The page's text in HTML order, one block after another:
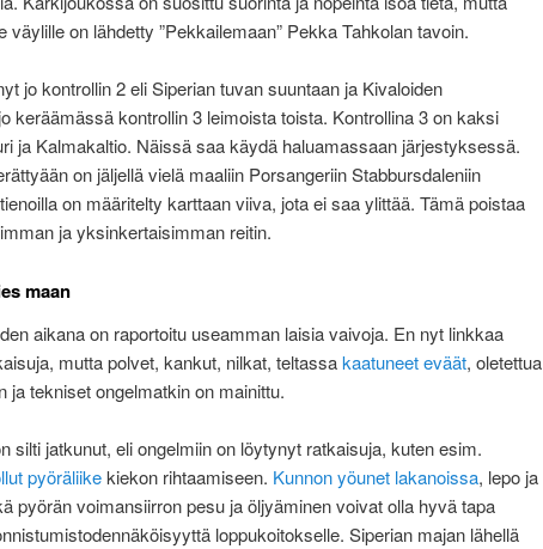
on lähdetty ”Pekkailemaan” Pekka Tahkolan tavoin.
jo kontrollin 2 eli Siperian tuvan suuntaan ja Kivaloiden
keräämässä kontrollin 3 leimoista toista. Kontrollina 3 on kaksi
ja Kalmakaltio. Näissä saa käydä haluamassaan järjestyksessä.
on jäljellä vielä maaliin Porsangeriin Stabbursdaleniin
on määritelty karttaan viiva, jota ei saa ylittää. Tämä poistaa
ja yksinkertaisimman reitin.
maan
aikana on raportoitu useamman laisia vaivoja. En nyt linkkaa
mutta polvet, kankut, nilkat, teltassakaatuneet eväät, oletettua
ja tekniset ongelmatkin on mainittu.
silti jatkunut, eli ongelmiin on löytynyt ratkaisuja, kuten esim.
pyöräliikekiekon rihtaamiseen. Kunnon yöunet lakanoissa, lepo ja
pyörän voimansiirron pesu ja öljyäminen voivat olla hyvä tapa
loppukoitokselle. Siperian majan lähellä